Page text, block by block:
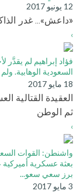
12 يونيو 2017
«داعش»... غدر
›
فؤاد إبراهيم لم يقدَّر
السعودية الوهابية.
18 مايو 2017
العقيدة القتالية
ثم الوطن
›
بعثة عسكرية
برز سعي سعو...
3 مايو 2017